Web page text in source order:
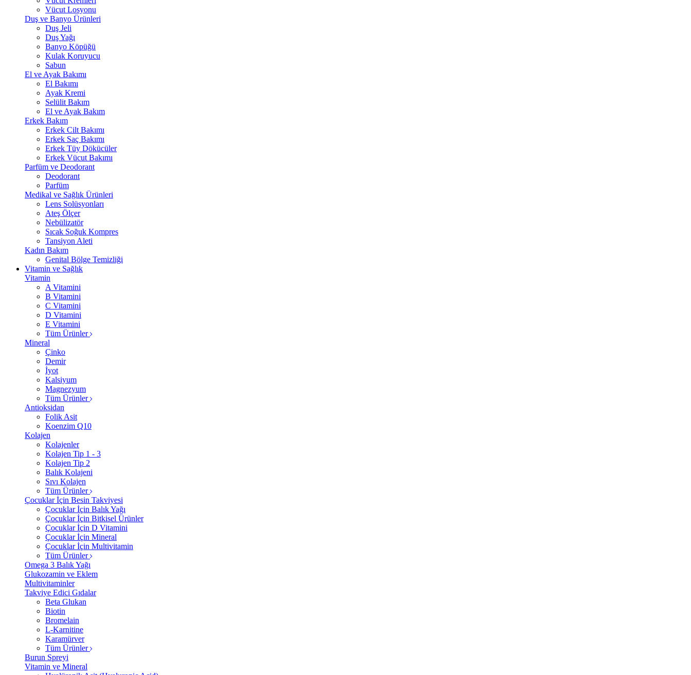
Vücut Losyonu
Duş ve Banyo Ürünleri
Duş Jeli
Duş Yağı
Banyo Köpüğü
Kulak Koruyucu
Sabun
El ve Ayak Bakımı
El Bakımı
Ayak Kremi
Selülit Bakım
El ve Ayak Bakım
Erkek Bakım
Erkek Cilt Bakımı
Erkek Saç Bakımı
Erkek Tüy Dökücüler
Erkek Vücut Bakımı
Parfüm ve Deodorant
Deodorant
Parfüm
Medikal ve Sağlık Ürünleri
Lens Solüsyonları
Ateş Ölçer
Nebülizatör
Sıcak Soğuk Kompres
Tansiyon Aleti
Kadın Bakım
Genital Bölge Temizliği
Vitamin ve Sağlık
Vitamin
A Vitamini
B Vitamini
C Vitamini
D Vitamini
E Vitamini
Tüm Ürünler
Mineral
Çinko
Demir
İyot
Kalsiyum
Magnezyum
Tüm Ürünler
Antioksidan
Folik Asit
Koenzim Q10
Kolajen
Kolajenler
Kolajen Tip 1 - 3
Kolajen Tip 2
Balık Kolajeni
Sıvı Kolajen
Tüm Ürünler
Çocuklar İçin Besin Takviyesi
Çocuklar İçin Balık Yağı
Çocuklar İçin Bitkisel Ürünler
Çocuklar İçin D Vitamini
Çocuklar İçin Mineral
Çocuklar İçin Multivitamin
Tüm Ürünler
Omega 3 Balık Yağı
Glukozamin ve Eklem
Multivitaminler
Takviye Edici Gıdalar
Beta Glukan
Biotin
Bromelain
L-Karnitine
Karamürver
Tüm Ürünler
Burun Spreyi
Vitamin ve Mineral